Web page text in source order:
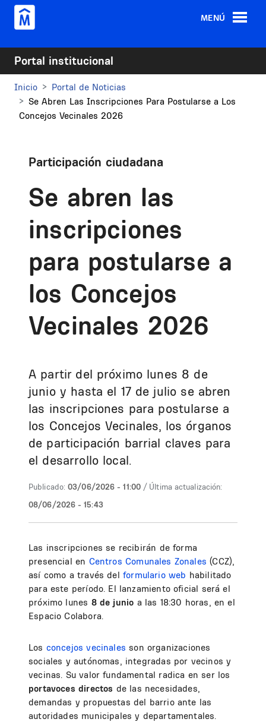
Pasar al contenido principal
MENÚ
Portal institucional
Inicio
Portal de Noticias
Se Abren Las Inscripciones Para Postularse a Los
Concejos Vecinales 2026
Participación ciudadana
Se abren las
inscripciones
para postularse a
los Concejos
Vecinales 2026
A partir del próximo lunes 8 de
junio y hasta el 17 de julio se abren
las inscripciones para postularse a
los Concejos Vecinales, los órganos
de participación barrial claves para
el desarrollo local.
Publicado: 03/06/2026 - 11:00 / Última actualización:
08/06/2026 - 15:43
Las inscripciones se recibirán de forma
presencial en Centros Comunales Zonales (CCZ),
así como a través del formulario web habilitado
para este período. El lanzamiento oficial será el
próximo lunes 8 de junio a las 18:30 horas, en el
Espacio Colabora.
Los concejos vecinales son organizaciones
sociales y autónomas, integradas por vecinos y
vecinas. Su valor fundamental radica en ser los
portavoces directos de las necesidades,
demandas y propuestas del barrio ante las
autoridades municipales y departamentales.